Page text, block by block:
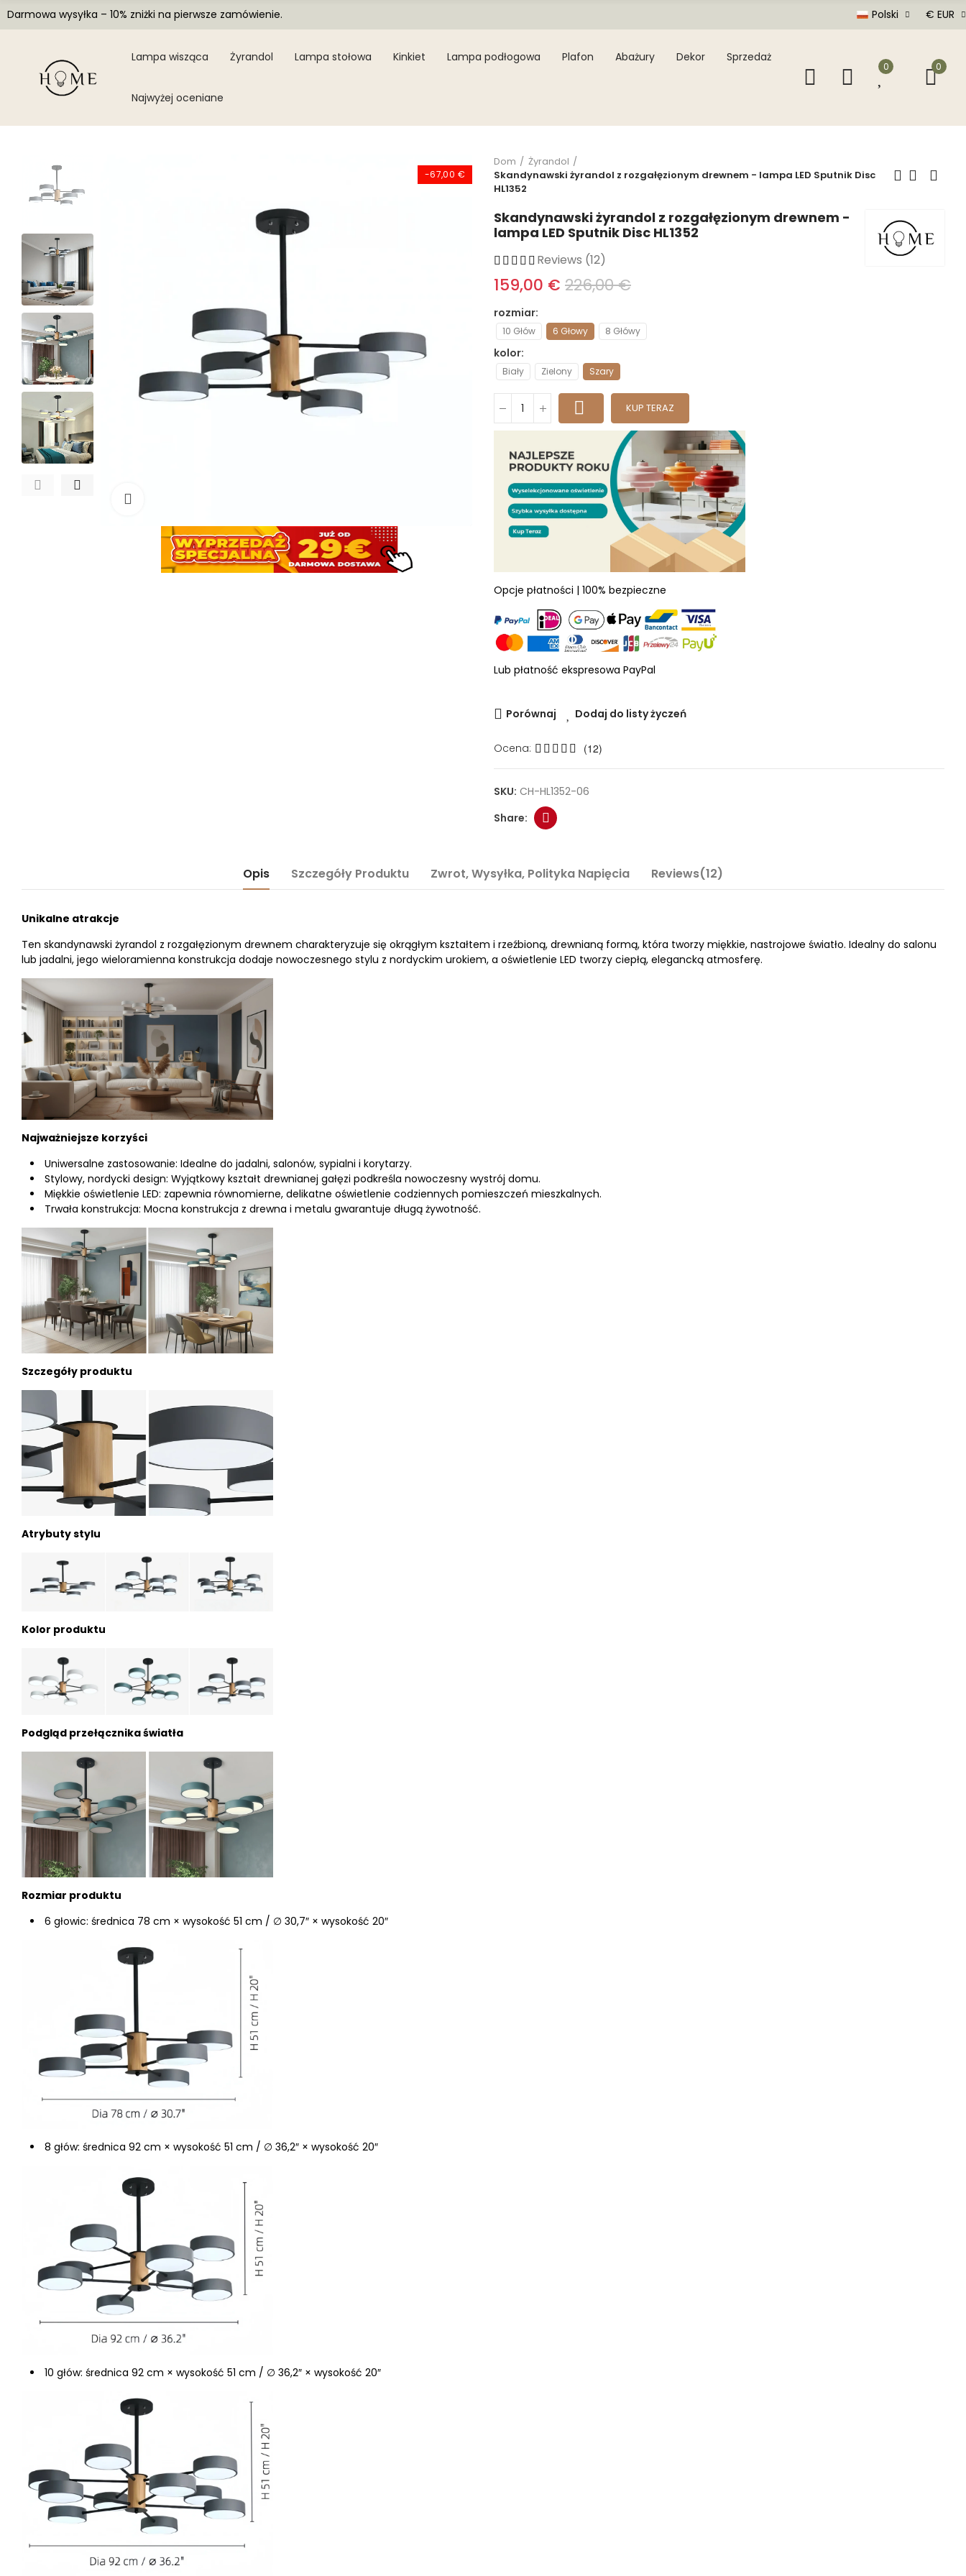
Darmowa wysyłka – 10% zniżki na pierwsze zamówienie. Polski € EUR
Lampa wisząca Żyrandol Lampa stołowa Kinkiet Lampa podłogowa Plafon Abażury Dekor Sprzedaż
Najwyżej oceniane
0 0
-67,00 €
Dom
Żyrandol
Skandynawski żyrandol z rozgałęzionym drewnem - lampa LED Sputnik Disc
HL1352
Skandynawski żyrandol z rozgałęzionym drewnem -
lampa LED Sputnik Disc HL1352
Reviews (12)
159,00 € 226,00 €
rozmiar
10 Głów 6 Głowy 8 Główy
kolor
Biały Zielony Szary
KUP TERAZ
Opcje płatności | 100% bezpieczne
Lub płatność ekspresowa PayPal
Porównaj Dodaj do listy życzeń
Ocena: (12)
SKU: CH-HL1352-06
Opis Szczegóły Produktu Zwrot, Wysyłka, Polityka Napięcia Reviews(12)
Unikalne atrakcje
Ten skandynawski żyrandol z rozgałęzionym drewnem charakteryzuje się okrągłym kształtem i rzeźbioną, drewnianą formą, która tworzy miękkie, nastrojowe światło. Idealny do salonu
lub jadalni, jego wieloramienna konstrukcja dodaje nowoczesnego stylu z nordyckim urokiem, a oświetlenie LED tworzy ciepłą, elegancką atmosferę.
Najważniejsze korzyści
Uniwersalne zastosowanie: Idealne do jadalni, salonów, sypialni i korytarzy.
Stylowy, nordycki design: Wyjątkowy kształt drewnianej gałęzi podkreśla nowoczesny wystrój domu.
Miękkie oświetlenie LED: zapewnia równomierne, delikatne oświetlenie codziennych pomieszczeń mieszkalnych.
Trwała konstrukcja: Mocna konstrukcja z drewna i metalu gwarantuje długą żywotność.
Szczegóły produktu
Atrybuty stylu
Kolor produktu
Podgląd przełącznika światła
Rozmiar produktu
6 głowic: średnica 78 cm × wysokość 51 cm / ∅ 30,7″ × wysokość 20″
8 głów: średnica 92 cm × wysokość 51 cm / ∅ 36,2″ × wysokość 20″
10 głów: średnica 92 cm × wysokość 51 cm / ∅ 36,2″ × wysokość 20″